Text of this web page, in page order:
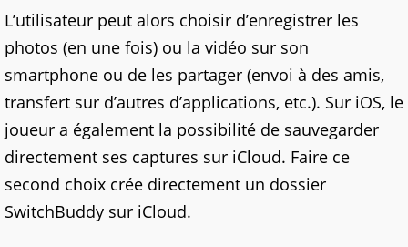
L’utilisateur peut alors choisir d’enregistrer les
photos (en une fois) ou la vidéo sur son
smartphone ou de les partager (envoi à des amis,
transfert sur d’autres d’applications, etc.). Sur iOS, le
joueur a également la possibilité de sauvegarder
directement ses captures sur iCloud. Faire ce
second choix crée directement un dossier
SwitchBuddy sur iCloud.